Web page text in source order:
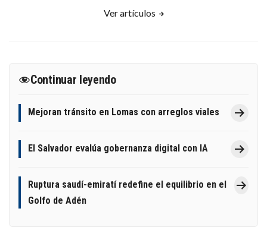
Ver artículos
Continuar leyendo
Mejoran tránsito en Lomas con arreglos viales
El Salvador evalúa gobernanza digital con IA
Ruptura saudí-emiratí redefine el equilibrio en el
Golfo de Adén